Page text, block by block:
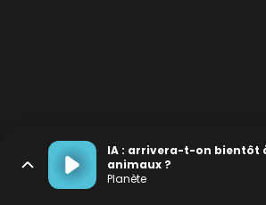
IA : arrivera-t-on bientôt
animaux ?
Planète